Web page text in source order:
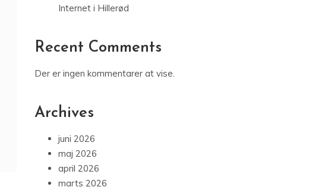
Internet i Hillerød
Recent Comments
Der er ingen kommentarer at vise.
Archives
juni 2026
maj 2026
april 2026
marts 2026